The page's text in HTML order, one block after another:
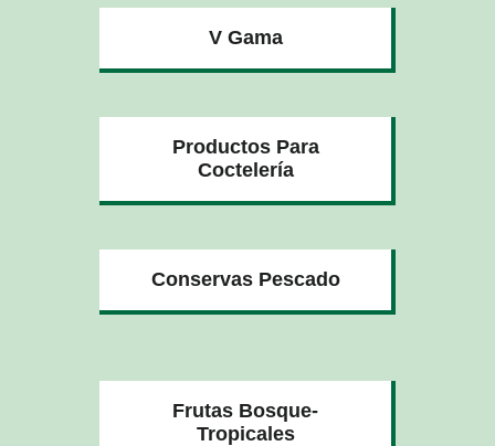
V Gama
Productos Para
Coctelería
Conservas Pescado
Frutas Bosque-
Tropicales